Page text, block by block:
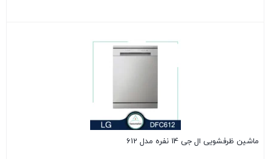
ماشین ظرفشویی ال جی 14 نفره مدل 612